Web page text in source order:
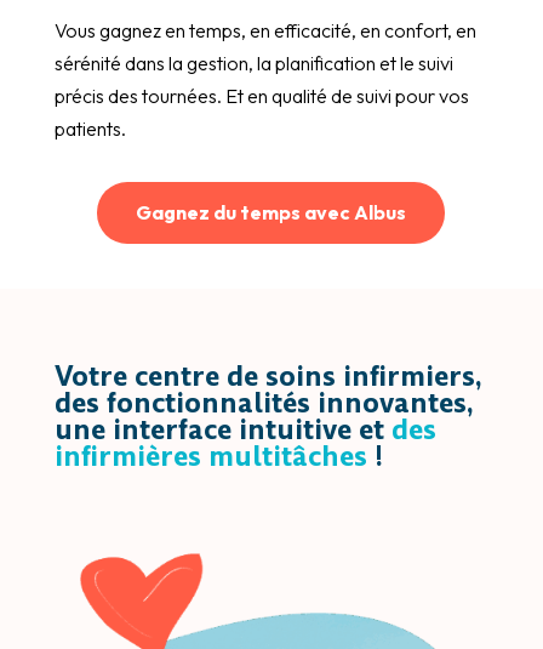
Vous gagnez en temps, en efficacité, en confort, en
sérénité dans la gestion, la planification et le suivi
précis des tournées. Et en qualité de suivi pour vos
patients.
Gagnez du temps avec Albus
Votre centre de soins infirmiers,
des fonctionnalités innovantes,
une interface intuitive et des
infirmières multitâches !